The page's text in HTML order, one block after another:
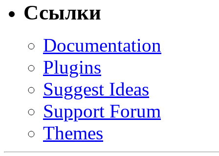
Ссылки
Documentation
Plugins
Suggest Ideas
Support Forum
Themes